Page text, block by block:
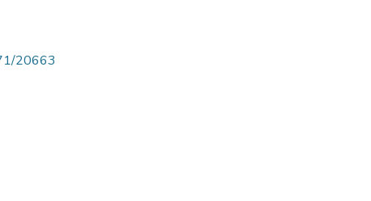
20663